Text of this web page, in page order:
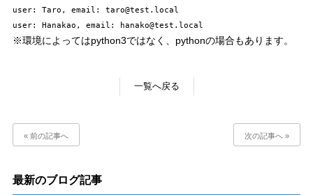
user: Taro, email: taro@test.local
user: Hanakao, email: hanako@test.local
※環境によってはpython3ではなく、pythonの場合もあります。
一覧へ戻る
« 前の記事へ 次の記事へ »
最新のブログ記事